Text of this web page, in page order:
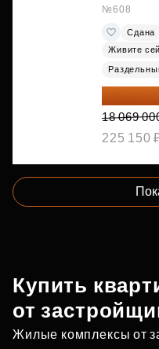
№608
Сдана
Живите
14 274
18 069
225 150
Купить
от
Жилые комплексы от